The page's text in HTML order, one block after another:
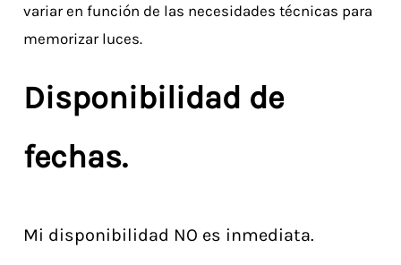
variar en función de las necesidades técnicas para
memorizar luces.
Disponibilidad de
fechas.
Mi disponibilidad NO es inmediata.